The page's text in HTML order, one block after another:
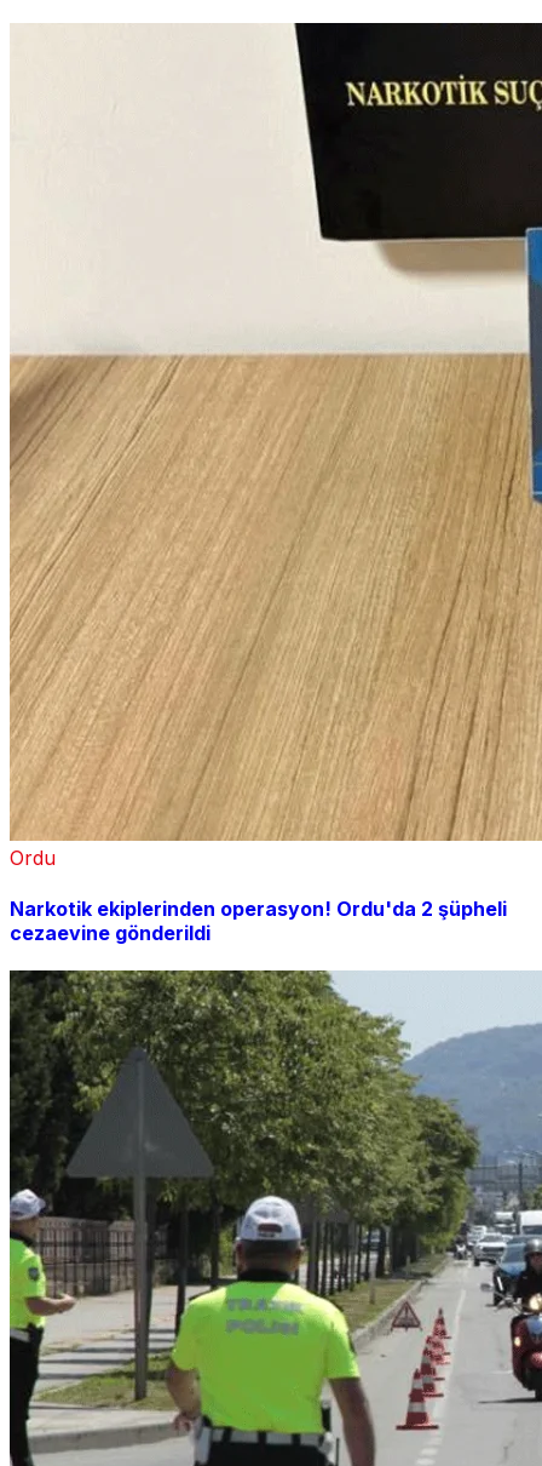
Ordu
Narkotik ekiplerinden operasyon! Ordu'da 2 şüpheli
cezaevine gönderildi